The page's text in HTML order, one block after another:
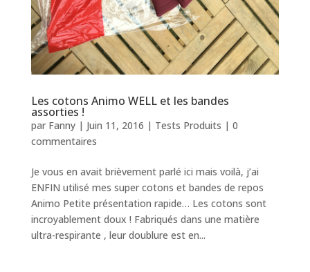
Les cotons Animo WELL et les bandes
assorties !
par Fanny| Juin 11, 2016 | Tests Produits | 0
commentaires
Je vous en avait brièvement parlé ici mais voilà, j’ai
ENFIN utilisé mes super cotons et bandes de repos
Animo Petite présentation rapide… Les cotons sont
incroyablement doux ! Fabriqués dans une matière
ultra-respirante , leur doublure est en...